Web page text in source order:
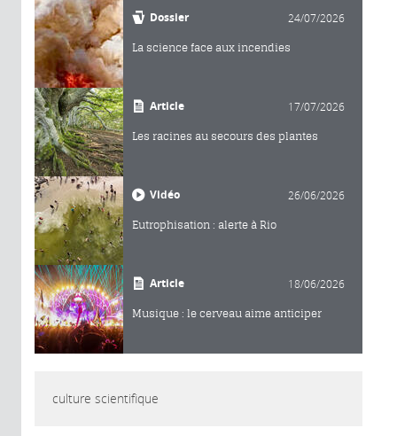
Dossier 24/07/2026
La science face aux incendies
Article 17/07/2026
Les racines au secours des plantes
Vidéo 26/06/2026
Eutrophisation : alerte à Rio
Article 18/06/2026
Musique : le cerveau aime anticiper
culture scientifique